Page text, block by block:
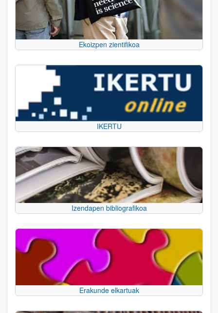
Ekoizpen zientifikoa
IKERTU
Izendapen bibliografikoa
Erakunde elkartuak